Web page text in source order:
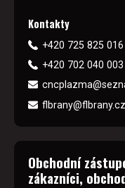
Kontakty
+420 725 825 016
+420 702 040 003
flbrany@flbrany.cz
Obchodní
zákazníci,